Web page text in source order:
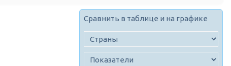
Сравнить в таблице и на графике